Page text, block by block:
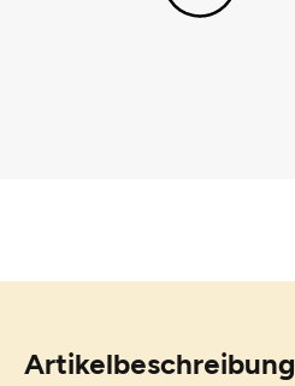
Artikelbeschreibung